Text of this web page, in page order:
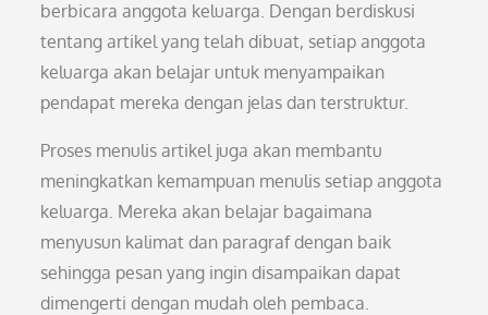
berbicara anggota keluarga. Dengan berdiskusi
tentang artikel yang telah dibuat, setiap anggota
keluarga akan belajar untuk menyampaikan
pendapat mereka dengan jelas dan terstruktur.
Proses menulis artikel juga akan membantu
meningkatkan kemampuan menulis setiap anggota
keluarga. Mereka akan belajar bagaimana
menyusun kalimat dan paragraf dengan baik
sehingga pesan yang ingin disampaikan dapat
dimengerti dengan mudah oleh pembaca.